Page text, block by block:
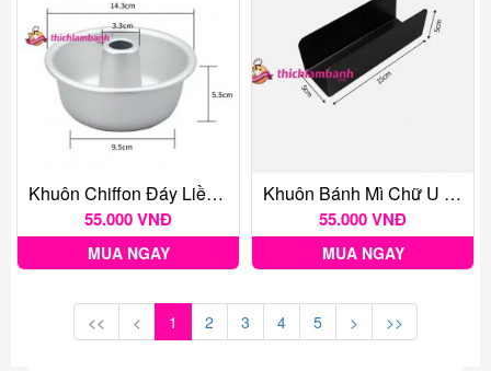
Khuôn Chiffon Đáy Liền H02 14.3cm
55.000 VNĐ
MUA NGAY
Khuôn Bánh Mì Chữ U 15cm
55.000 VNĐ
MUA NGAY
<< < 1 2 3 4 5 > >>